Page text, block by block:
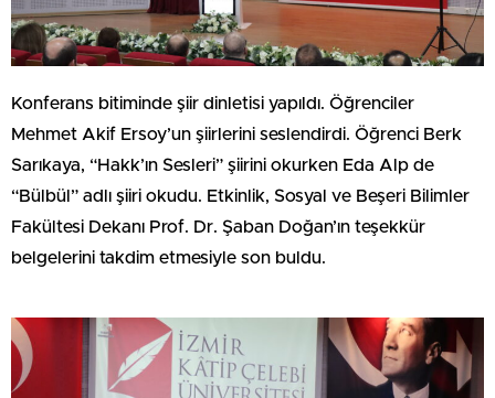
Konferans bitiminde şiir dinletisi yapıldı. Öğrenciler
Mehmet Akif Ersoy’un şiirlerini seslendirdi. Öğrenci Berk
Sarıkaya, “Hakk’ın Sesleri” şiirini okurken Eda Alp de
“Bülbül” adlı şiiri okudu. Etkinlik, Sosyal ve Beşeri Bilimler
Fakültesi Dekanı Prof. Dr. Şaban Doğan’ın teşekkür
belgelerini takdim etmesiyle son buldu.